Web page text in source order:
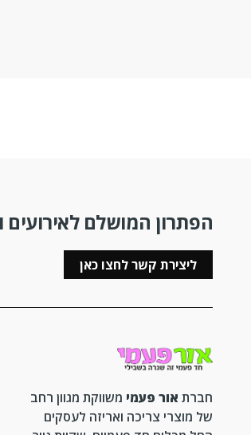
הפתרון המושלם לאירועים
ליצירת קשר לחצו כאן
חברת אור פעמי משווקת מגוון רחב
של מוצרי צריכה ואריזה לעסקים